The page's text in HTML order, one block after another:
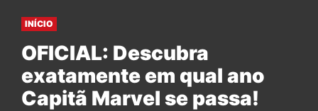
INÍCIO
OFICIAL: Descubra
exatamente em qual ano
Capitã Marvel se passa!